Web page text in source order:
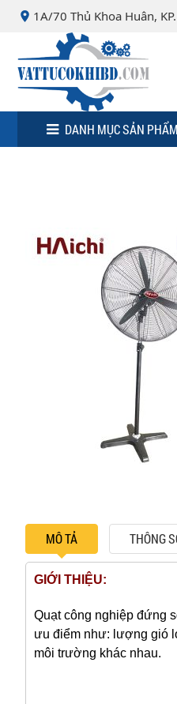
1A/70 Thủ Khoa Huân,
DANH MỤC SẢN PHẨM
MÔ TẢ THÔNG
GIỚI THIỆU:
Quạt công nghiệp đứng
ưu điểm như: lượng gió
môi trường khác nhau.
Minh,
0932